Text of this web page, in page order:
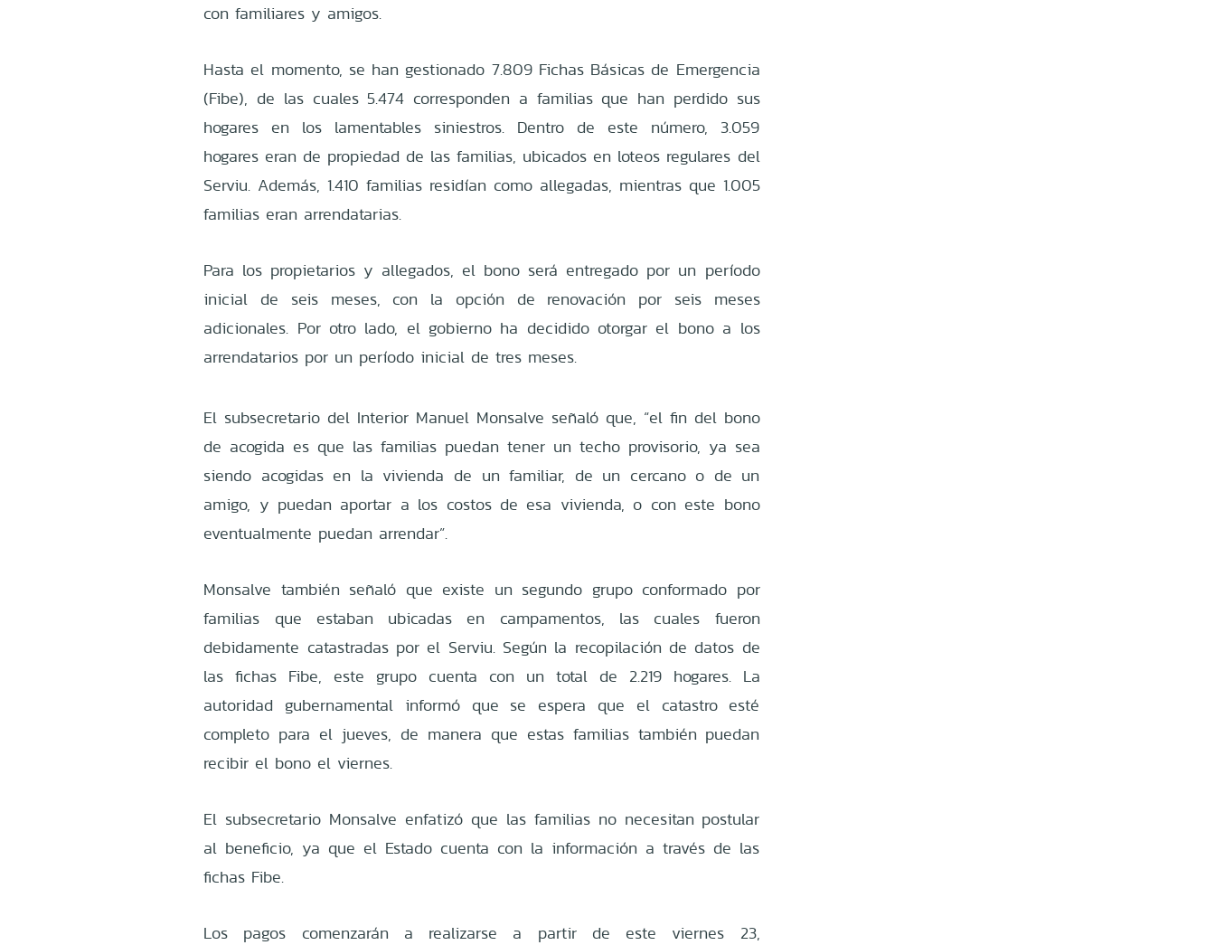
con familiares y amigos.
Hasta el momento, se han gestionado 7.809 Fichas Básicas de Emergencia
(Fibe), de las cuales 5.474 corresponden a familias que han perdido sus
hogares en los lamentables siniestros. Dentro de este número, 3.059
hogares eran de propiedad de las familias, ubicados en loteos regulares del
Serviu. Además, 1.410 familias residían como allegadas, mientras que 1.005
familias eran arrendatarias.
Para los propietarios y allegados, el bono será entregado por un período
inicial de seis meses, con la opción de renovación por seis meses
adicionales. Por otro lado, el gobierno ha decidido otorgar el bono a los
arrendatarios por un período inicial de tres meses.
El subsecretario del Interior Manuel Monsalve señaló que, “el fin del bono
de acogida es que las familias puedan tener un techo provisorio, ya sea
siendo acogidas en la vivienda de un familiar, de un cercano o de un
amigo, y puedan aportar a los costos de esa vivienda, o con este bono
eventualmente puedan arrendar”.
Monsalve también señaló que existe un segundo grupo conformado por
familias que estaban ubicadas en campamentos, las cuales fueron
debidamente catastradas por el Serviu. Según la recopilación de datos de
las fichas Fibe, este grupo cuenta con un total de 2.219 hogares. La
autoridad gubernamental informó que se espera que el catastro esté
completo para el jueves, de manera que estas familias también puedan
recibir el bono el viernes.
El subsecretario Monsalve enfatizó que las familias no necesitan postular
al beneficio, ya que el Estado cuenta con la información a través de las
fichas Fibe.
Los pagos comenzarán a realizarse a partir de este viernes 23,